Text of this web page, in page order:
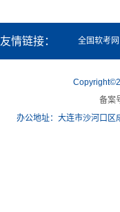
友情链接： 全国软考网
备案
办公地址：大连市沙河口区